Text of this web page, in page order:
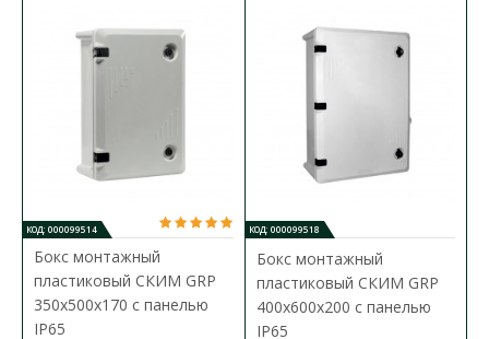
1 121.40 грн
В сравнения
КОД: 000099514
Бокс монтажный
пластиковый СКИМ GRP
350х500х170 с панелью
IP65
КОД: 000099518
Бокс монтажный
пластиковый СКИМ GRP
400х600х200 с панелью
IP65